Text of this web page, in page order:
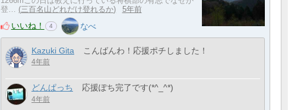
登…
三百名山どれだけ登れるか 5年前
いいね！ 4 なべ
Kazuki Gita こんばんわ！応援ポチしました！
4年前
どんぱっち 応援ぽち完了です(*^_^*)
4年前